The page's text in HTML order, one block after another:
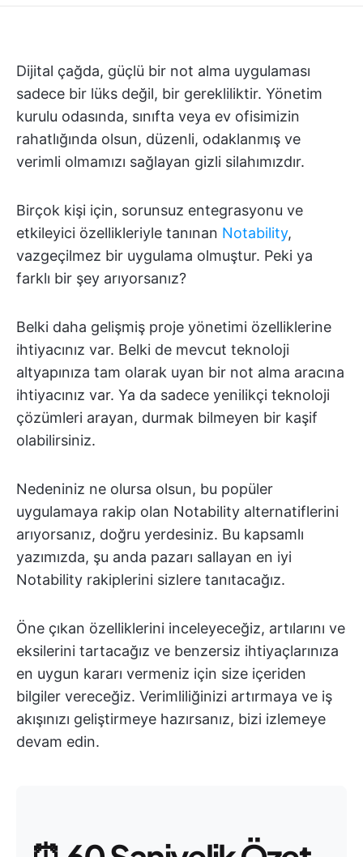
Dijital çağda, güçlü bir not alma uygulaması
sadece bir lüks değil, bir gerekliliktir. Yönetim
kurulu odasında, sınıfta veya ev ofisimizin
rahatlığında olsun, düzenli, odaklanmış ve
verimli olmamızı sağlayan gizli silahımızdır.
Birçok kişi için, sorunsuz entegrasyonu ve
etkileyici özellikleriyle tanınan Notability,
vazgeçilmez bir uygulama olmuştur. Peki ya
farklı bir şey arıyorsanız?
Belki daha gelişmiş proje yönetimi özelliklerine
ihtiyacınız var. Belki de mevcut teknoloji
altyapınıza tam olarak uyan bir not alma aracına
ihtiyacınız var. Ya da sadece yenilikçi teknoloji
çözümleri arayan, durmak bilmeyen bir kaşif
olabilirsiniz.
Nedeniniz ne olursa olsun, bu popüler
uygulamaya rakip olan Notability alternatiflerini
arıyorsanız, doğru yerdesiniz. Bu kapsamlı
yazımızda, şu anda pazarı sallayan en iyi
Notability rakiplerini sizlere tanıtacağız.
Öne çıkan özelliklerini inceleyeceğiz, artılarını ve
eksilerini tartacağız ve benzersiz ihtiyaçlarınıza
en uygun kararı vermeniz için size içeriden
bilgiler vereceğiz. Verimliliğinizi artırmaya ve iş
akışınızı geliştirmeye hazırsanız, bizi izlemeye
devam edin.